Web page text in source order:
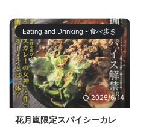
2023第 ...
に会する野外ラーメンイベントで
す。日本のラーメン文化を広く発
信するとともに、地域活性化や食
育にも貢献するイベントです。全
国各地の美味しいラーメンを一堂
に味わうことができます。 2023
年10月26日（木）～11月5日
（日）の11日間にわたるイベント
雑状況と人気店の実食レポートを
Eating and Drinking - 食べ歩き
2025/6/14
花月嵐限定スパイシーカレ